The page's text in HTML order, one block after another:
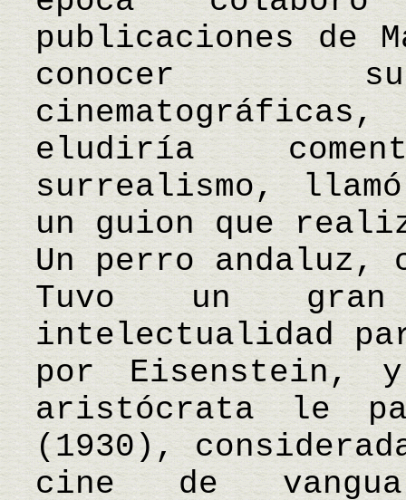
publicaciones de
conocer
eludiría
surrealismo,
un guion que
Un perro andaluz,
Tuvo un
intelectualidad
por Eisenstein,
aristócrata le
(1930),
cine de